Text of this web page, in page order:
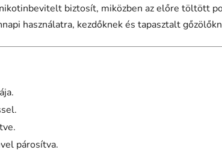
biztosít, miközben az előre töltött
használatra, kezdőknek és tapasztalt
párosítva.